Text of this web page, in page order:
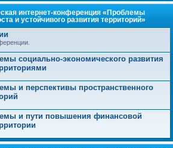
интернет-конференция «Проблемы
и устойчивого развития территорий»
социально-экономического развития
и перспективы пространственного
и пути повышения финансовой